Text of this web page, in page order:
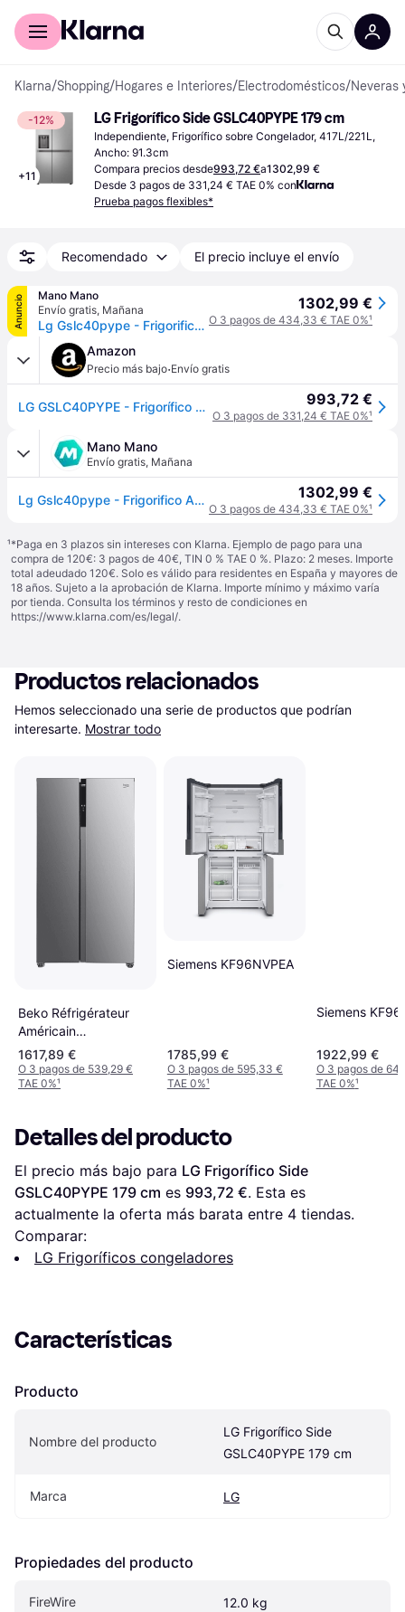
Comprar con Klarna
Klarna/Shopping/Hogares e Interiores/Electrodomésticos/Neveras
-12%
+11
LG Frigorífico Side GSLC40PYPE 179 cm
Independiente, Frigorífico sobre Congelador, 417L/221L,
Ancho: 91.3cm
Compara precios desde993,72 €a1302,99 €
Desde 3 pagos de 331,24 € TAE 0% con
Prueba pagos flexibles*
Recomendado El precio incluye el envío
Anuncio
Mano Mano
Envío gratis, Mañana
Lg Gslc40pype - Frigorifico Americano Nofrost E Inox
1302,99 €
O 3 pagos de 434,33 € TAE 0%¹
Amazon
Precio más bajo·Envío gratis
LG GSLC40PYPE - Frigorífico Side by Side, Serie 400, Clasificación E, 641 L, Inox Anihuellas 993,72 €
O 3 pagos de 331,24 € TAE 0%¹
Mano Mano
Envío gratis, Mañana
Lg Gslc40pype - Frigorifico Americano Nofrost E Inox 1302,99 €
O 3 pagos de 434,33 € TAE 0%¹
¹*Paga en 3 plazos sin intereses con Klarna. Ejemplo de pago para una
compra de 120€: 3 pagos de 40€, TIN 0 % TAE 0 %. Plazo: 2 meses. Importe
total adeudado 120€. Solo es válido para residentes en España y mayores de
18 años. Sujeto a la aprobación de Klarna. Importe mínimo y máximo varía
por tienda. Consulta los términos y resto de condiciones en
https://www.klarna.com/es/legal/.
Productos relacionados
Hemos seleccionado una serie de productos que podrían
interesarte. Mostrar todo
Beko Réfrigérateur
Américain
GNO5322XPN Side
532 L
1617,89 €
O 3 pagos de 539,29 €
TAE 0%¹
Siemens KF96NVPEA
1785,99 €
O 3 pagos de 595,33 €
TAE 0%¹
Siemens
1922,99 €
O 3 pagos de
TAE 0%¹
Detalles del producto
El precio más bajo para LG Frigorífico Side
GSLC40PYPE 179 cm es 993,72 €. Esta es
actualmente la oferta más barata entre 4 tiendas.
Comparar:
LG Frigoríficos congeladores
Características
Producto
Nombre del producto
LG Frigorífico Side
GSLC40PYPE 179 cm
Marca LG
Propiedades del producto
FireWire 12.0 kg